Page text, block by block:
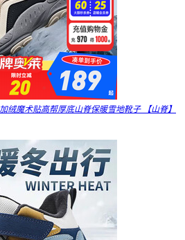
绒魔术贴高帮厚底山脊保暖雪地靴子 【山脊】